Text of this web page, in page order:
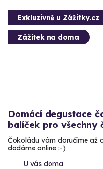
Exkluzivně u Zážitky.cz
Zážitek na doma
Domácí degustace
balíček pro všechny
Čokoládu vám doručíme až
dodáme online :-)
U vás doma